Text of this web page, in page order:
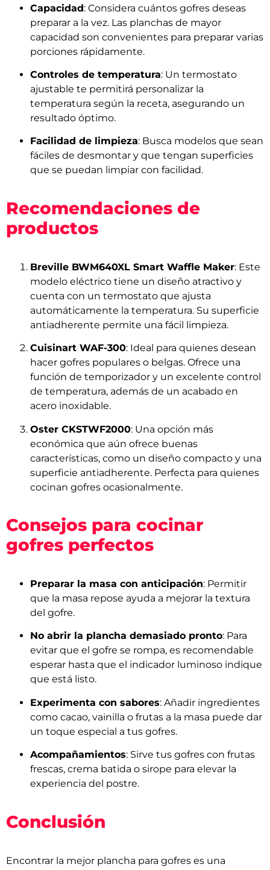
Capacidad: Considera cuántos gofres deseas
preparar a la vez. Las planchas de mayor
capacidad son convenientes para preparar varias
porciones rápidamente.
Controles de temperatura: Un termostato
ajustable te permitirá personalizar la
temperatura según la receta, asegurando un
resultado óptimo.
Facilidad de limpieza: Busca modelos que sean
fáciles de desmontar y que tengan superficies
que se puedan limpiar con facilidad.
Recomendaciones de
productos
Breville BWM640XL Smart Waffle Maker: Este
modelo eléctrico tiene un diseño atractivo y
cuenta con un termostato que ajusta
automáticamente la temperatura. Su superficie
antiadherente permite una fácil limpieza.
Cuisinart WAF-300: Ideal para quienes desean
hacer gofres populares o belgas. Ofrece una
función de temporizador y un excelente control
de temperatura, además de un acabado en
acero inoxidable.
Oster CKSTWF2000: Una opción más
económica que aún ofrece buenas
características, como un diseño compacto y una
superficie antiadherente. Perfecta para quienes
cocinan gofres ocasionalmente.
Consejos para cocinar
gofres perfectos
Preparar la masa con anticipación: Permitir
que la masa repose ayuda a mejorar la textura
del gofre.
No abrir la plancha demasiado pronto: Para
evitar que el gofre se rompa, es recomendable
esperar hasta que el indicador luminoso indique
que está listo.
Experimenta con sabores: Añadir ingredientes
como cacao, vainilla o frutas a la masa puede dar
un toque especial a tus gofres.
Acompañamientos: Sirve tus gofres con frutas
frescas, crema batida o sirope para elevar la
experiencia del postre.
Conclusión
Encontrar la mejor plancha para gofres es una